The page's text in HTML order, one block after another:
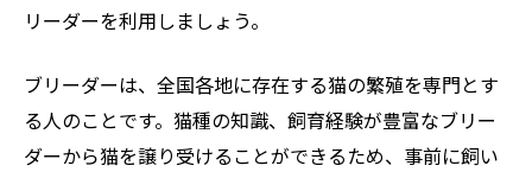
リーダーを利用しましょう。
ブリーダーは、全国各地に存在する猫の繁殖を専門とす
る人のことです。猫種の知識、飼育経験が豊富なブリー
ダーから猫を譲り受けることができるため、事前に飼い